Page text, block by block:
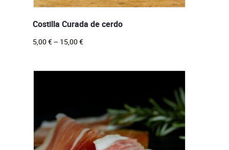
Costilla Curada de cerdo
5,00 € – 15,00 €